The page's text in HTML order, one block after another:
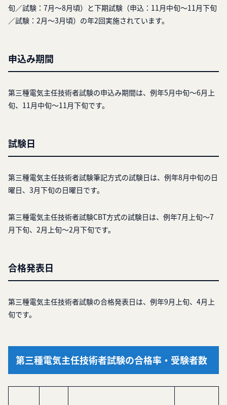
旬／試験：7月〜8月頃）と下期試験（申込：11月中旬〜11月下旬
／試験：2月〜3月頃）の年2回実施されています。
申込み期間
第三種電気主任技術者試験の申込み期間は、例年5月中旬～6月上
旬、11月中旬～11月下旬です。
試験日
第三種電気主任技術者試験筆記方式の試験日は、例年8月中旬の日
曜日、3月下旬の日曜日です。
第三種電気主任技術者試験CBT方式の試験日は、例年7月上旬～7
月下旬、2月上旬～2月下旬です。
合格発表日
第三種電気主任技術者試験の合格発表日は、例年9月上旬、4月上
旬です。
第三種電気主任技術者試験の合格率・受験者数